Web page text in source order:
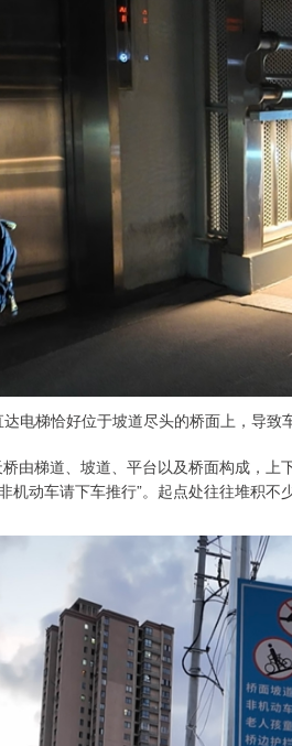
电梯恰好位于坡道尽头的桥面上，导致
由梯道、坡道、平台以及桥面构成，
机动车请下车推行”。起点处往往堆积不